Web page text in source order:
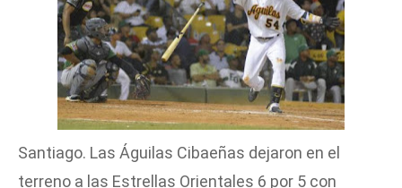
Santiago. Las Águilas Cibaeñas dejaron en el
terreno a las Estrellas Orientales 6 por 5 con